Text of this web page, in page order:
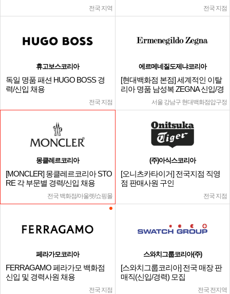
전국 지역 전국 지점
휴고보스코리아
독일 명품 패션 HUGO BOSS 경
력/신입 채용
전국 지점
에르메네질도제냐코리아
[현대백화점 본점] 세계적인 이탈
리아 명품 남성복 ZEGNA 신입/경
서울 강남구 현대백화점압구정
몽클레르코리아
[MONCLER] 몽클레르코리아 STO
RE 각 부문별 경력/신입 채용
전국 백화점/아울렛/쇼핑몰
(주)아식스코리아
[오니츠카타이거] 전국지점 직영
점 판매사원 구인
전국 지점
페라가모코리아
FERRAGAMO 페라가모 백화점
신입 및 경력사원 채용
전국 지점
스와치그룹코리아(주)
[스와치그룹코리아] 전국 매장 판
매직(신입/경력) 모집
전국 전지역